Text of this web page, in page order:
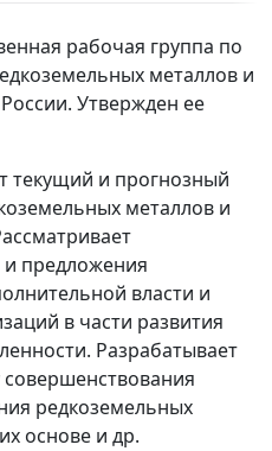
рабочая группа по
металлов и
Утвержден ее
текущий и прогнозный
металлов и
предложения
власти и
в части развития
Разрабатывает
редкоземельных
основе и др.